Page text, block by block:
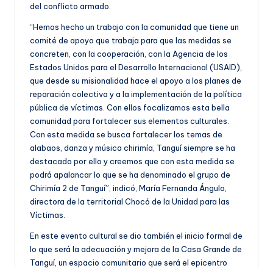
del conflicto armado.
“Hemos hecho un trabajo con la comunidad que tiene un
comité de apoyo que trabaja para que las medidas se
concreten, con la cooperación, con la Agencia de los
Estados Unidos para el Desarrollo Internacional (USAID),
que desde su misionalidad hace el apoyo a los planes de
reparación colectiva y a la implementación de la política
pública de víctimas. Con ellos focalizamos esta bella
comunidad para fortalecer sus elementos culturales.
Con esta medida se busca fortalecer los temas de
alabaos, danza y música chirimía, Tanguí siempre se ha
destacado por ello y creemos que con esta medida se
podrá apalancar lo que se ha denominado el grupo de
Chirimía 2 de Tanguí”, indicó, María Fernanda Ángulo,
directora de la territorial Chocó de la Unidad para las
Víctimas.
En este evento cultural se dio también el inicio formal de
lo que será la adecuación y mejora de la Casa Grande de
Tanguí, un espacio comunitario que será el epicentro